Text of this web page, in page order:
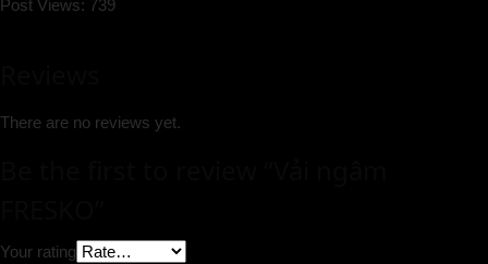
Post Views: 739
There are no reviews yet.
Your rating